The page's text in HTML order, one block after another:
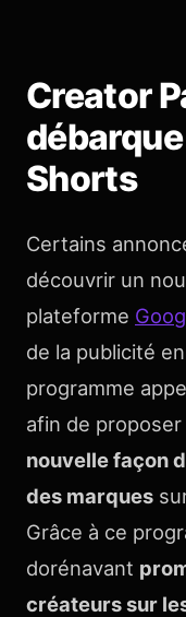
Creator
Shorts
Certains
découvrir un
plateforme
de la publicité
programme
afin de
nouvelle façon
des marques
Grâce à ce
dorénavant
créateurs sur